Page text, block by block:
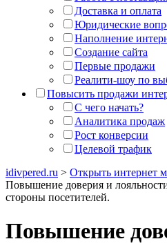
Доставка и оплата
Юридические
Наполнение
Создание сайта
Первые продажи
Реалити-шоу по
Повысить продажи
С чего начать?
Аналитика продаж
Рост конверсии
Целевой трафик
idivpered.ru > Открыть интернет
Повышение доверия и
стороны посетителей.
Повышение